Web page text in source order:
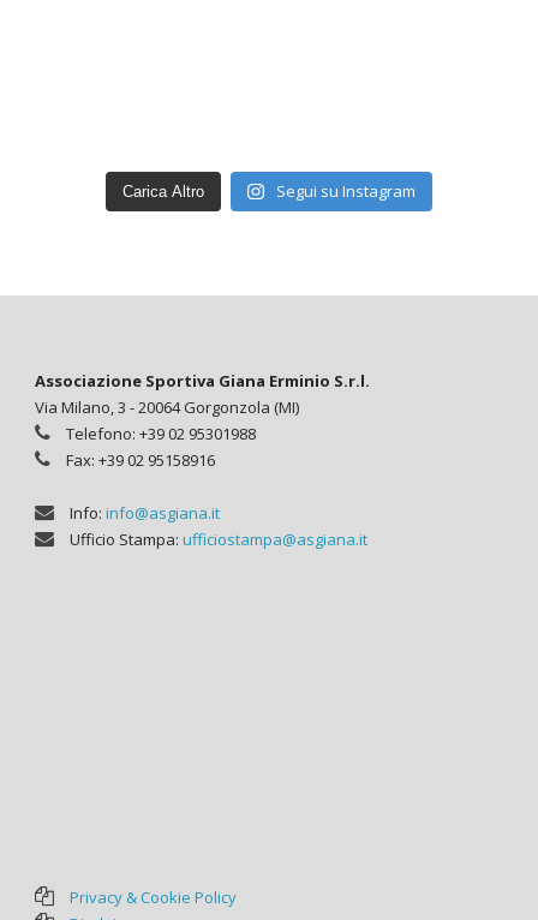
Carica Altro Segui su Instagram
Associazione Sportiva Giana Erminio S.r.l.
Via Milano, 3 - 20064 Gorgonzola (MI)
Telefono: +39 02 95301988
Fax: +39 02 95158916
Info: info@asgiana.it
Ufficio Stampa: ufficiostampa@asgiana.it
Privacy & Cookie Policy